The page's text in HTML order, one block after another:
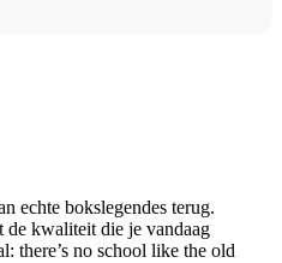
echte bokslegendes terug.
de kwaliteit die je vandaag
there’s no school like the old